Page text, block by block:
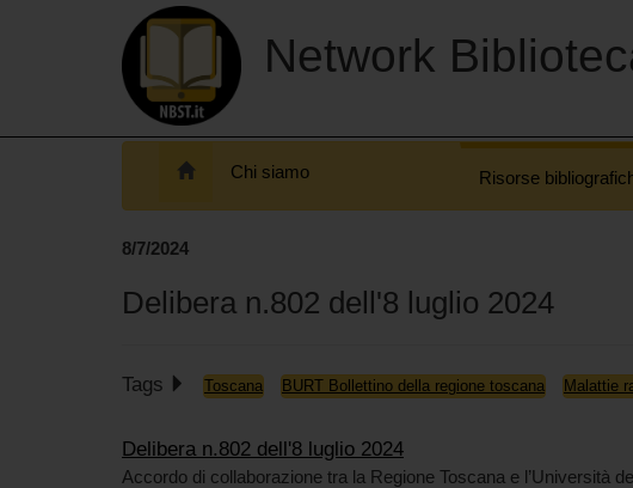
Network
Chi siamo Risorse
8/7/2024
Delibera n.802 dell'8 luglio 2024
Tags Toscana BURT Bollettino della regione toscana Malattie
Delibera n.802 dell'8 luglio 2024
Accordo di collaborazione tra la Regione Toscana e l’Università